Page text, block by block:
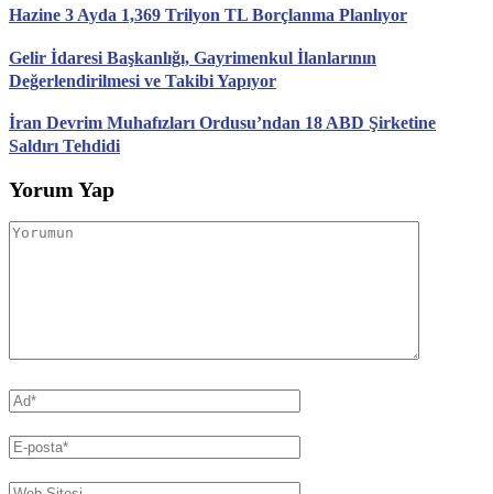
Hazine 3 Ayda 1,369 Trilyon TL Borçlanma Planlıyor
Gelir İdaresi Başkanlığı, Gayrimenkul İlanlarının
Değerlendirilmesi ve Takibi Yapıyor
İran Devrim Muhafızları Ordusu’ndan 18 ABD Şirketine
Saldırı Tehdidi
Yorum Yap